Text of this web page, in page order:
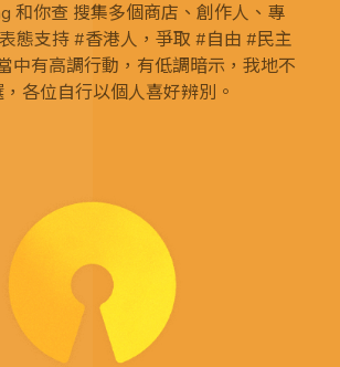
和你查 搜集多個商店、創作人、專
態支持 #香港人，爭取 #自由 #民主
中有高調行動，有低調暗示，我地不
各位自行以個人喜好辨別。